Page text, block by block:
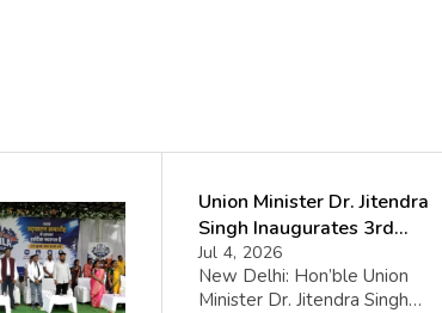
Union Minister Dr. Jitendra
Singh Inaugurates 3rd
Batch of DAKSH Leadership
Programme
Jul 4, 2026
New Delhi: Hon’ble Union
Minister Dr. Jitendra Singh